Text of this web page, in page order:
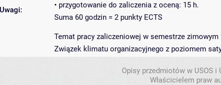
Uwagi:
• przygotowanie do zaliczenia z oceną: 15 h.
Suma 60 godzin = 2 punkty ECTS
Temat pracy zaliczeniowej w semestrze zimowym
Związek klimatu organizacyjnego z poziomem
Opisy przedmiotów w USOS
Właścicielem praw